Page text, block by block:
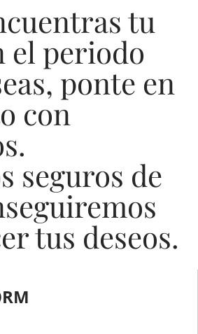
tu
el periodo
ponte en
con
seguros de
tus deseos.